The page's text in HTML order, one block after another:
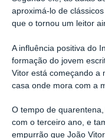
aproximá-lo de
que o tornou um leitor
A influência positiva do
formação do jovem
Vitor está começando a
casa onde mora com a
O tempo de
com o terceiro ano, e
empurrão que João